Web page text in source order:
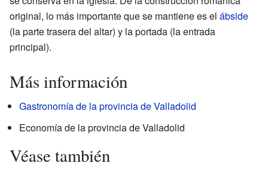
original, lo más importante que se mantiene es el ábside
(la parte trasera del altar) y la portada (la entrada
principal).
Más información
Gastronomía de la provincia de Valladolid
Economía de la provincia de Valladolid
Véase también